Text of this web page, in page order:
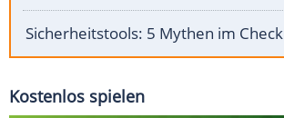
Sicherheitstools: 5 Mythen im Check
Kostenlos spielen